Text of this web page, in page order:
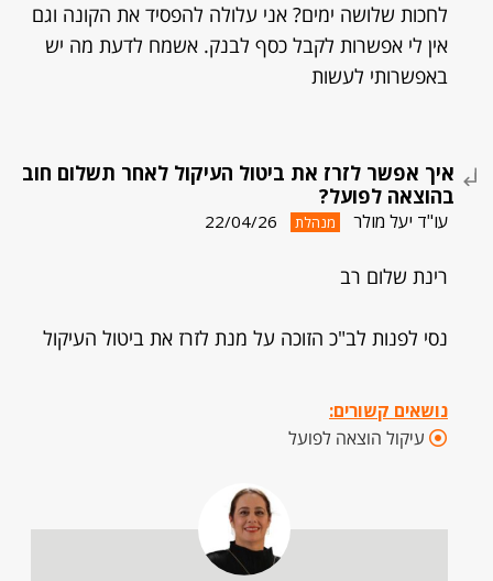
לחכות שלושה ימים? אני עלולה להפסיד את הקונה וגם
אין לי אפשרות לקבל כסף לבנק. אשמח לדעת מה יש
באפשרותי לעשות
איך אפשר לזרז את ביטול העיקול לאחר תשלום חוב
בהוצאה לפועל?
עו"ד יעל מולר מנהלת 22/04/26
רינת שלום רב
נסי לפנות לב"כ הזוכה על מנת לזרז את ביטול העיקול
נושאים קשורים:
עיקול הוצאה לפועל